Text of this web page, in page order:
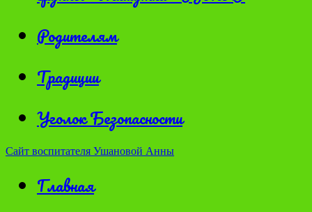
Родителям
Традиции
Уголок Безопасности
Сайт воспитателя Ушановой Анны
Главная